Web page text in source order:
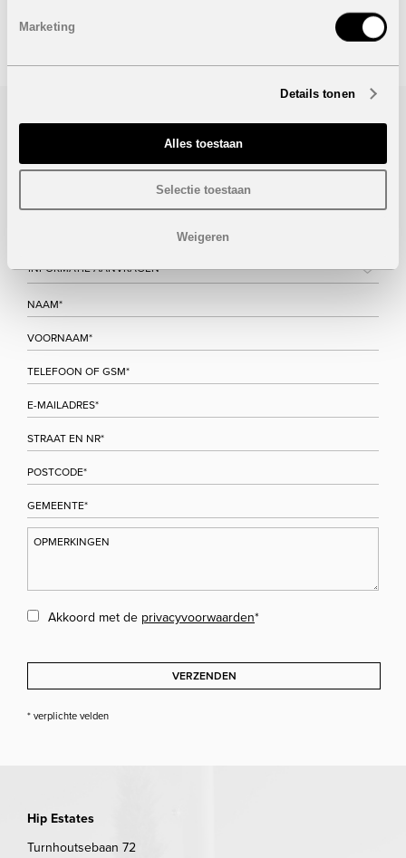
Marketing
Details tonen
Alles toestaan
Selectie toestaan
Weigeren
STUUR NAAR EEN VRIEND
Bezoek/infoaanvraag
Wenst u meer informatie over dit project, gelieve dan dit
formulier in te vullen. Wij houden u zo snel mogelijk op de
hoogte.
Akkoord met de privacyvoorwaarden*
VERZENDEN
* verplichte velden
Hip Estates
Turnhoutsebaan 72